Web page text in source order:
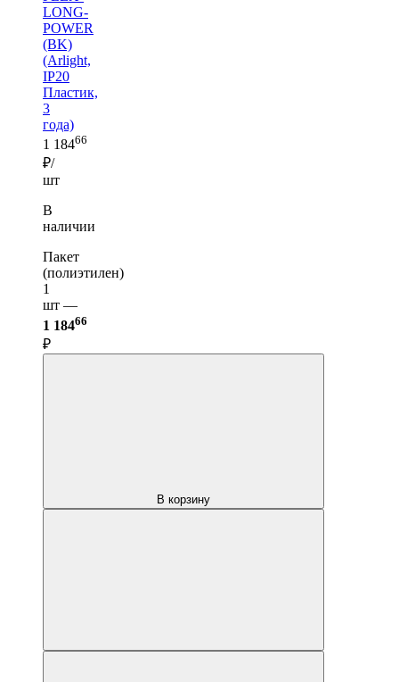
LONG-
POWER
(BK)
(Arlight,
IP20
Пластик,
3
года)
1 18466
₽/
шт
В
наличии
Пакет
(полиэтилен)
1
шт —
1 18466
₽
В корзину